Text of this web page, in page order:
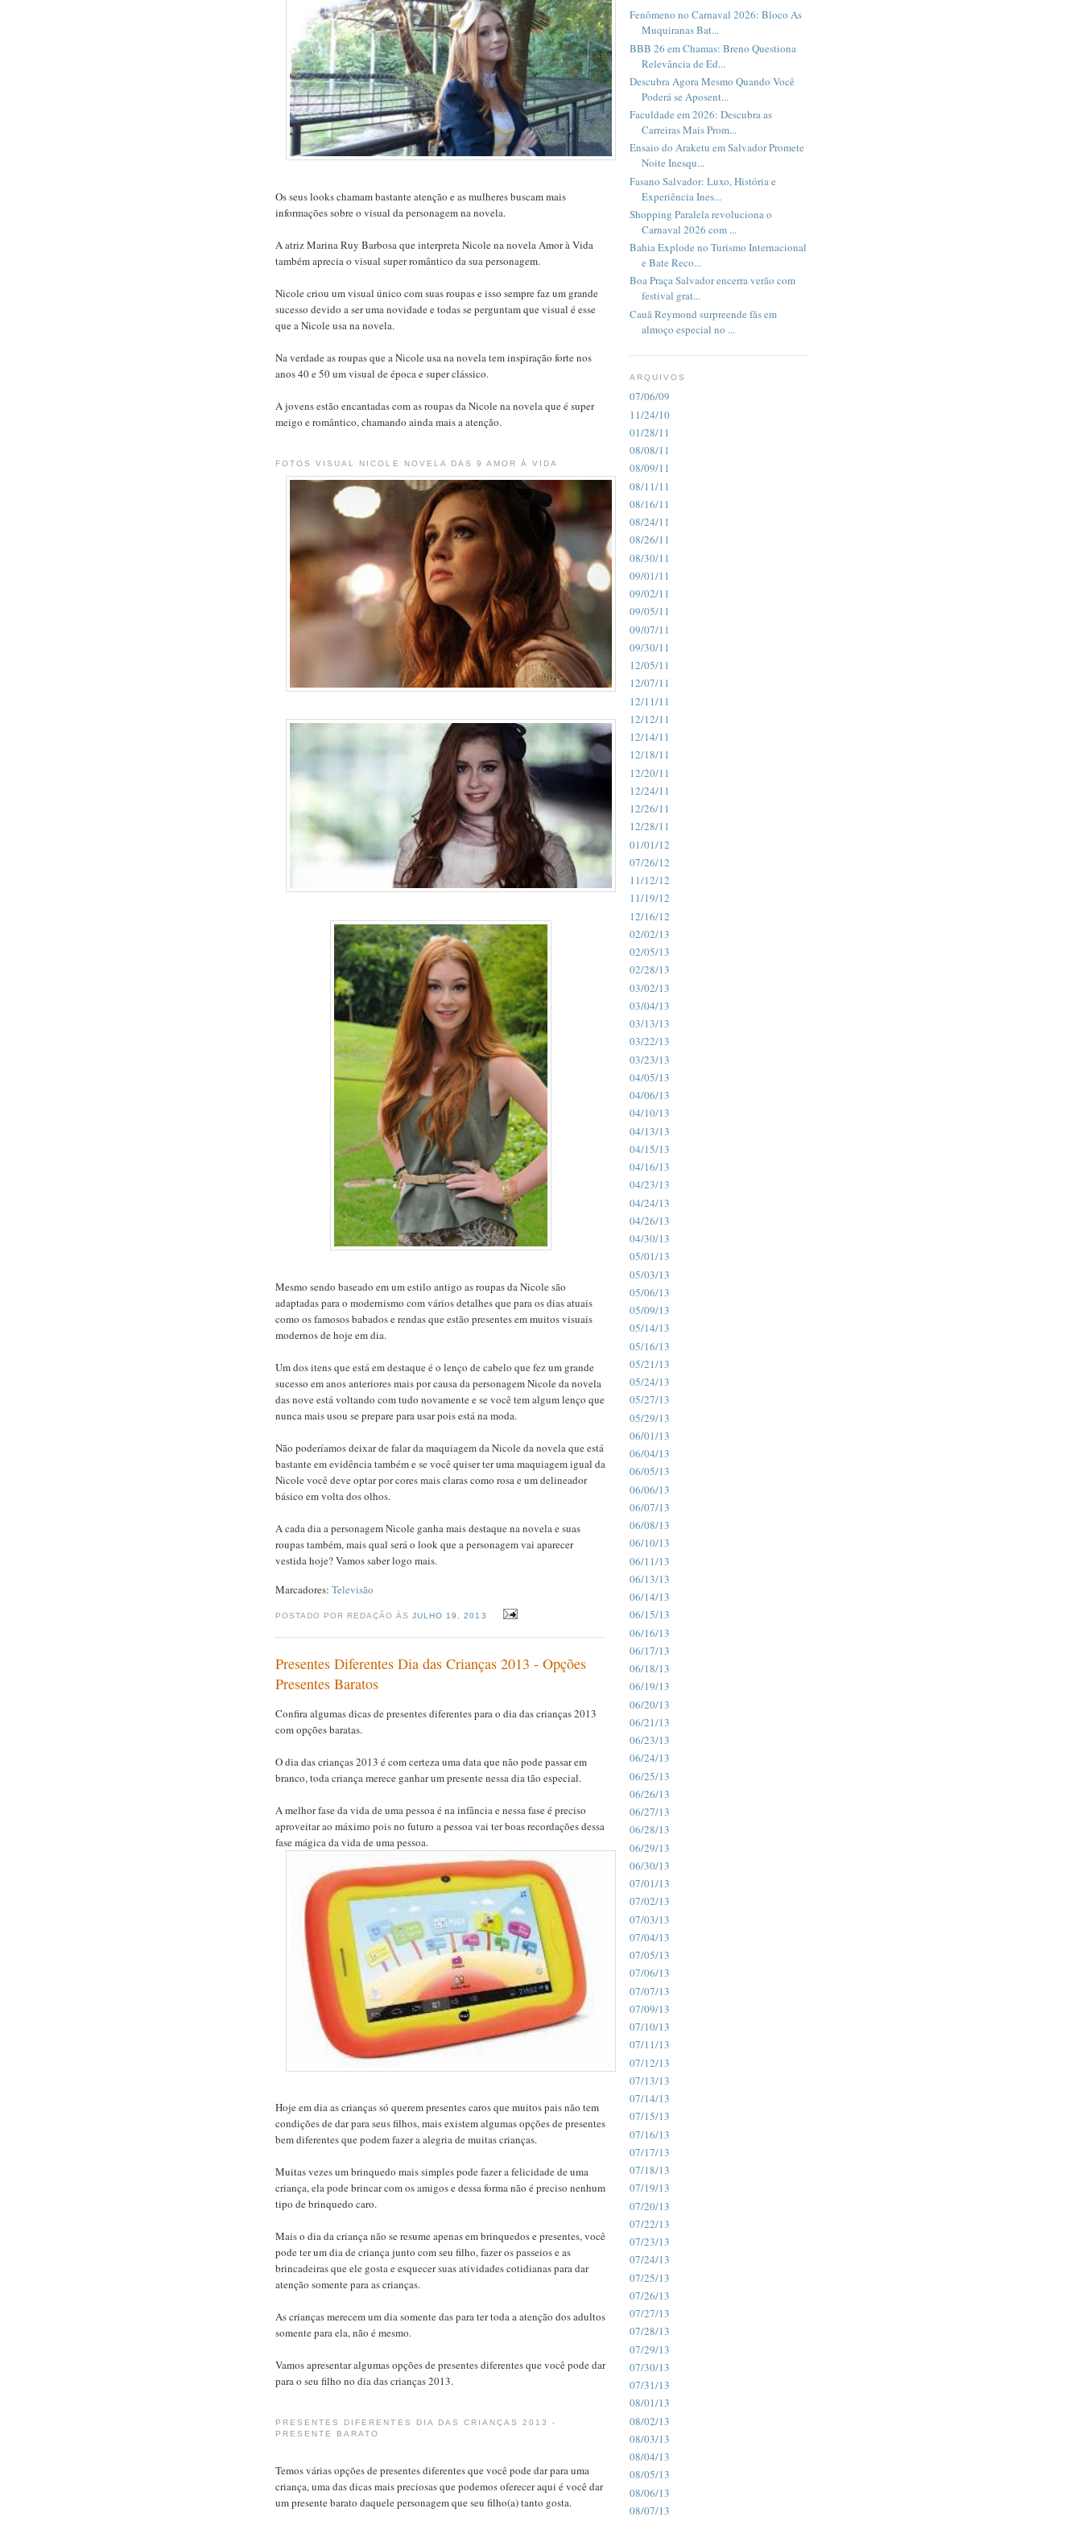
Os seus looks chamam bastante atenção e as mulheres buscam mais
informações sobre o visual da personagem na novela.
A atriz Marina Ruy Barbosa que interpreta Nicole na novela Amor à Vida
também aprecia o visual super romântico da sua personagem.
Nicole criou um visual único com suas roupas e isso sempre faz um grande
sucesso devido a ser uma novidade e todas se perguntam que visual é esse
que a Nicole usa na novela.
Na verdade as roupas que a Nicole usa na novela tem inspiração forte nos
anos 40 e 50 um visual de época e super clássico.
A jovens estão encantadas com as roupas da Nicole na novela que é super
meigo e romântico, chamando ainda mais a atenção.
FOTOS VISUAL NICOLE NOVELA DAS 9 AMOR À VIDA
Mesmo sendo baseado em um estilo antigo as roupas da Nicole são
adaptadas para o modernismo com vários detalhes que para os dias atuais
como os famosos babados e rendas que estão presentes em muitos visuais
modernos de hoje em dia.
Um dos itens que está em destaque é o lenço de cabelo que fez um grande
sucesso em anos anteriores mais por causa da personagem Nicole da novela
das nove está voltando com tudo novamente e se você tem algum lenço que
nunca mais usou se prepare para usar pois está na moda.
Não poderíamos deixar de falar da maquiagem da Nicole da novela que está
bastante em evidência também e se você quiser ter uma maquiagem igual da
Nicole você deve optar por cores mais claras como rosa e um delineador
básico em volta dos olhos.
A cada dia a personagem Nicole ganha mais destaque na novela e suas
roupas também, mais qual será o look que a personagem vai aparecer
vestida hoje? Vamos saber logo mais.
Marcadores: Televisão
POSTADO POR REDAÇÃO ÀSJULHO 19, 2013
Presentes Diferentes Dia das Crianças 2013 - Opções
Presentes Baratos
Confira algumas dicas de presentes diferentes para o dia das crianças 2013
com opções baratas.
O dia das crianças 2013 é com certeza uma data que não pode passar em
branco, toda criança merece ganhar um presente nessa dia tão especial.
A melhor fase da vida de uma pessoa é na infância e nessa fase é preciso
aproveitar ao máximo pois no futuro a pessoa vai ter boas recordações dessa
fase mágica da vida de uma pessoa.
Hoje em dia as crianças só querem presentes caros que muitos pais não tem
condições de dar para seus filhos, mais existem algumas opções de presentes
bem diferentes que podem fazer a alegria de muitas crianças.
Muitas vezes um brinquedo mais simples pode fazer a felicidade de uma
criança, ela pode brincar com os amigos e dessa forma não é preciso nenhum
tipo de brinquedo caro.
Mais o dia da criança não se resume apenas em brinquedos e presentes, você
pode ter um dia de criança junto com seu filho, fazer os passeios e as
brincadeiras que ele gosta e esquecer suas atividades cotidianas para dar
atenção somente para as crianças.
As crianças merecem um dia somente das para ter toda a atenção dos adultos
somente para ela, não é mesmo.
Vamos apresentar algumas opções de presentes diferentes que você pode dar
para o seu filho no dia das crianças 2013.
PRESENTES DIFERENTES DIA DAS CRIANÇAS 2013 -
PRESENTE BARATO
Temos várias opções de presentes diferentes que você pode dar para uma
criança, uma das dicas mais preciosas que podemos oferecer aqui é você dar
um presente barato daquele personagem que seu filho(a) tanto gosta.
Fenômeno no Carnaval 2026: Bloco As
Muquiranas Bat...
BBB 26 em Chamas: Breno Questiona
Relevância de Ed...
Descubra Agora Mesmo Quando Você
Poderá se Aposent...
Faculdade em 2026: Descubra as
Carreiras Mais Prom...
Ensaio do Araketu em Salvador Promete
Noite Inesqu...
Fasano Salvador: Luxo, História e
Experiência Ines...
Shopping Paralela revoluciona o
Carnaval 2026 com ...
Bahia Explode no Turismo Internacional
e Bate Reco...
Boa Praça Salvador encerra verão com
festival grat...
Cauã Reymond surpreende fãs em
almoço especial no ...
ARQUIVOS
07/06/09
11/24/10
01/28/11
08/08/11
08/09/11
08/11/11
08/16/11
08/24/11
08/26/11
08/30/11
09/01/11
09/02/11
09/05/11
09/07/11
09/30/11
12/05/11
12/07/11
12/11/11
12/12/11
12/14/11
12/18/11
12/20/11
12/24/11
12/26/11
12/28/11
01/01/12
07/26/12
11/12/12
11/19/12
12/16/12
02/02/13
02/05/13
02/28/13
03/02/13
03/04/13
03/13/13
03/22/13
03/23/13
04/05/13
04/06/13
04/10/13
04/13/13
04/15/13
04/16/13
04/23/13
04/24/13
04/26/13
04/30/13
05/01/13
05/03/13
05/06/13
05/09/13
05/14/13
05/16/13
05/21/13
05/24/13
05/27/13
05/29/13
06/01/13
06/04/13
06/05/13
06/06/13
06/07/13
06/08/13
06/10/13
06/11/13
06/13/13
06/14/13
06/15/13
06/16/13
06/17/13
06/18/13
06/19/13
06/20/13
06/21/13
06/23/13
06/24/13
06/25/13
06/26/13
06/27/13
06/28/13
06/29/13
06/30/13
07/01/13
07/02/13
07/03/13
07/04/13
07/05/13
07/06/13
07/07/13
07/09/13
07/10/13
07/11/13
07/12/13
07/13/13
07/14/13
07/15/13
07/16/13
07/17/13
07/18/13
07/19/13
07/20/13
07/22/13
07/23/13
07/24/13
07/25/13
07/26/13
07/27/13
07/28/13
07/29/13
07/30/13
07/31/13
08/01/13
08/02/13
08/03/13
08/04/13
08/05/13
08/06/13
08/07/13